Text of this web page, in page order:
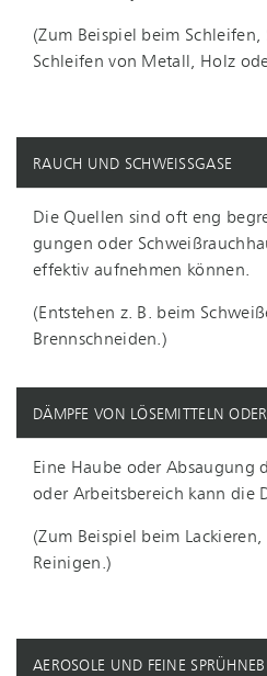
(Zum Beispiel beim Schleifen,
Schleifen von Metall, Holz
RAUCH UND SCHWEISSGASE
Die Quellen sind oft eng
gun­gen oder
effektiv aufnehmen können.
(Entstehen z. B. beim
Brennschneiden.)
DÄMPFE VON LÖSEMITTELN
Eine Haube oder Absaugung
oder Arbeitsbereich kann die
(Zum Beispiel beim
Reinigen.)
AEROSOLE UND FEINE